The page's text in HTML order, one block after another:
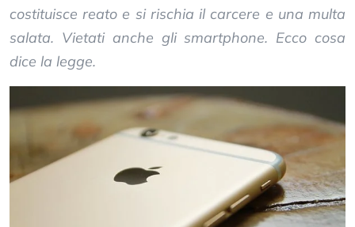
costituisce reato e si rischia il carcere e una multa
salata. Vietati anche gli smartphone. Ecco cosa
dice la legge.